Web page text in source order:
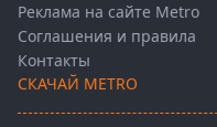
Реклама на сайте Metro
Соглашения и правила
Контакты
СКАЧАЙ METRO